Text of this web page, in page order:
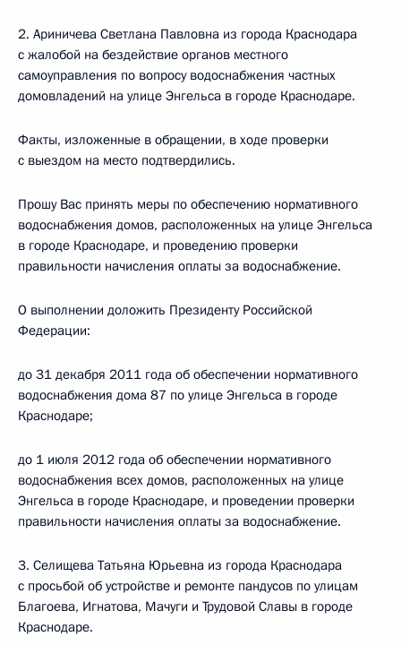
2. Ариничева Светлана Павловна из города Краснодара
с жалобой на бездействие органов местного
самоуправления по вопросу водоснабжения частных
домовладений на улице Энгельса в городе Краснодаре.
Факты, изложенные в обращении, в ходе проверки
с выездом на место подтвердились.
Прошу Вас принять меры по обеспечению нормативного
водоснабжения домов, расположенных на улице Энгельса
в городе Краснодаре, и проведению проверки
правильности начисления оплаты за водоснабжение.
О выполнении доложить Президенту Российской
Федерации:
до 31 декабря 2011 года об обеспечении нормативного
водоснабжения дома 87 по улице Энгельса в городе
Краснодаре;
до 1 июля 2012 года об обеспечении нормативного
водоснабжения всех домов, расположенных на улице
Энгельса в городе Краснодаре, и проведении проверки
правильности начисления оплаты за водоснабжение.
3. Селищева Татьяна Юрьевна из города Краснодара
с просьбой об устройстве и ремонте пандусов по улицам
Благоева, Игнатова, Мачуги и Трудовой Славы в городе
Краснодаре.